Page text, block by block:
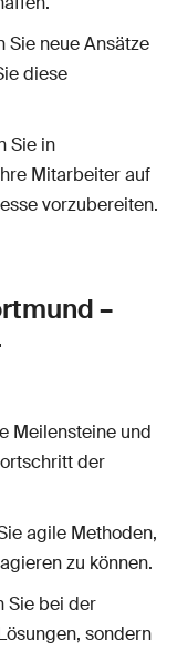
Sie neue Ansätze
diese
Sie in
Mitarbeiter auf
vorzubereiten.
–
Meilensteine und
der
agile Methoden,
zu können.
Sie bei der
sondern